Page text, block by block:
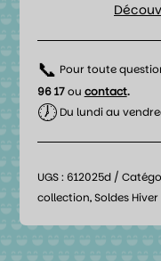
📞 Pour toute
96 17ou contact.
🕖Du lundi au
UGS : 612025d
collection,Soldes Hiver